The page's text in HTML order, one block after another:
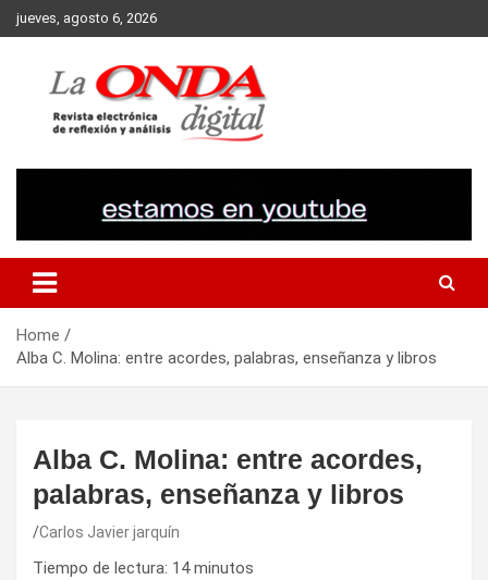
Skip
to
jueves, agosto 6, 2026
Home
Alba C. Molina: entre acordes, palabras, enseñanza y libros
Alba C. Molina: entre acordes,
palabras, enseñanza y libros
Carlos Javier jarquín
Tiempo de lectura: 14 minutos